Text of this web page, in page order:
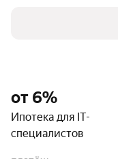
от 6%
Ипотека для IT-
специалистов